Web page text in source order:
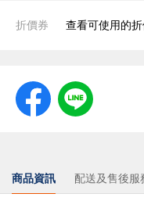
折價券 查看可使用的
商品資訊 配送及售後服